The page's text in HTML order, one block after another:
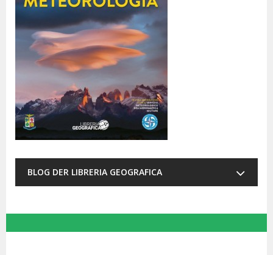
BLOG DER LIBRERIA GEOGRAFICA